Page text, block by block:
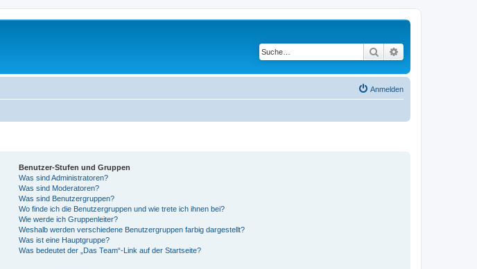
Suche
Anmelden
Benutzer-Stufen und Gruppen
Was sind Administratoren?
Was sind Moderatoren?
Was sind Benutzergruppen?
Wo finde ich die Benutzergruppen und wie trete ich ihnen bei?
Wie werde ich Gruppenleiter?
Weshalb werden verschiedene Benutzergruppen farbig dargestellt?
Was ist eine Hauptgruppe?
Was bedeutet der „Das Team“-Link auf der Startseite?